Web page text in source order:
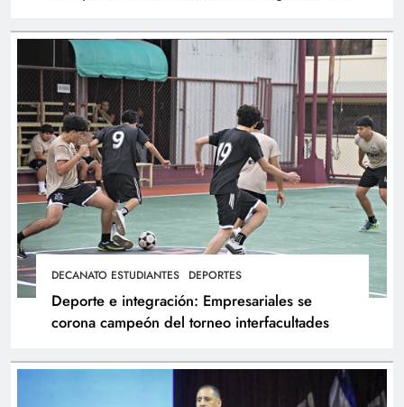
DECANATO ESTUDIANTES DEPORTES
Deporte e integración: Empresariales se
corona campeón del torneo interfacultades